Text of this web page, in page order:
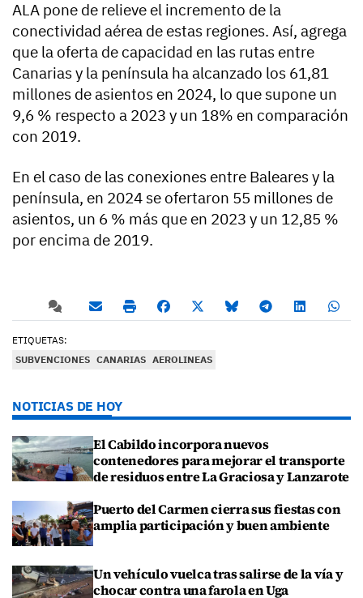
ALA pone de relieve el incremento de la
conectividad aérea de estas regiones. Así, agrega
que la oferta de capacidad en las rutas entre
Canarias y la península ha alcanzado los 61,81
millones de asientos en 2024, lo que supone un
9,6 % respecto a 2023 y un 18% en comparación
con 2019.
En el caso de las conexiones entre Baleares y la
península, en 2024 se ofertaron 55 millones de
asientos, un 6 % más que en 2023 y un 12,85 %
por encima de 2019.
ETIQUETAS:
SUBVENCIONES CANARIAS AEROLINEAS
NOTICIAS DE HOY
El Cabildo incorpora nuevos
contenedores para mejorar el transporte
de residuos entre La Graciosa y Lanzarote
Puerto del Carmen cierra sus fiestas con
amplia participación y buen ambiente
Un vehículo vuelca tras salirse de la vía y
chocar contra una farola en Uga